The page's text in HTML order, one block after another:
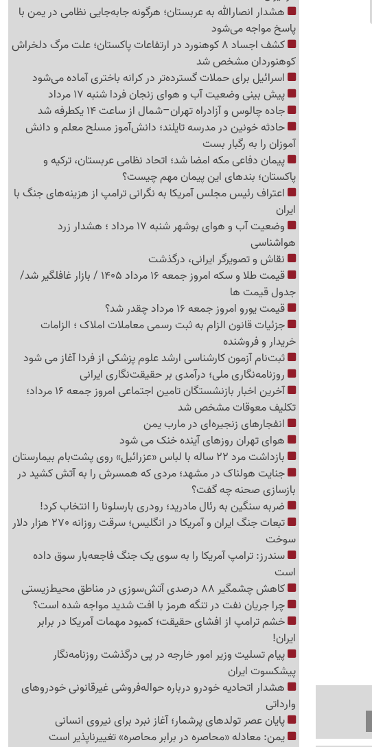
هشدار انصارالله به عربستان؛ هرگونه جابه‌جایی نظامی در یمن با
پاسخ مواجه می‌شود
کشف اجساد 8 کوهنورد در ارتفاعات پاکستان؛ علت مرگ دلخراش
کوهنوردان مشخص شد
اسرائیل برای حملات گسترده‌تر در کرانه باختری آماده می‌شود
پیش بینی وضعیت آب و هوای زنجان فردا شنبه 17 مرداد
جاده چالوس و آزادراه تهران–شمال از ساعت 14 یکطرفه شد
حادثه خونین در مدرسه تایلند؛ دانش‌آموز مسلح معلم و دانش
آموزان را به رگبار بست
پیمان دفاعی مکه امضا شد؛ اتحاد نظامی عربستان، ترکیه و
پاکستان؛ بندهای این پیمان مهم چیست؟
اعتراف رئیس مجلس آمریکا به نگرانی ترامپ از هزینه‌های جنگ با
ایران
وضعیت آب و هوای بوشهر شنبه 17 مرداد ؛ هشدار زرد
هواشناسی
نقاش و تصویرگر ایرانی، درگذشت
قیمت طلا و سکه امروز جمعه 16 مرداد 1405 / بازار غافلگیر شد/
جدول قیمت ها
قیمت یورو امروز جمعه 16 مرداد چقدر شد؟
جزئیات قانون الزام به ثبت رسمی معاملات املاک ؛ الزامات
خریدار و فروشنده
ثبت‌نام‌ آزمون کارشناسی ارشد علوم پزشکی از فردا آغاز می شود
روزنامه‌نگاری ملی؛ درآمدی بر حقیقت‌نگاری ایرانی
آخرین اخبار بازنشستگان تامین اجتماعی امروز جمعه 16 مرداد؛
تکلیف معوقات مشخص شد
انفجارهای زنجیره‌ای در مارب یمن
هوای تهران روزهای آینده خنک می شود
بازداشت مرد 22 ساله با لباس «عزرائیل» روی پشت‌بام بیمارستان
جنایت هولناک در مشهد؛ مردی که همسرش را به آتش کشید در
بازسازی صحنه چه گفت؟
ضربه سنگین به رئال مادرید؛ رودری بارسلونا را انتخاب کرد!
تبعات جنگ ایران و آمریکا در انگلیس؛ سرقت روزانه 270 هزار دلار
سوخت
سندرز: ترامپ آمریکا را به سوی یک جنگ فاجعه‌بار سوق داده
است
کاهش چشمگیر 88 درصدی آتش‌سوزی در مناطق محیط‌زیستی
چرا جریان نفت در تنگه هرمز با افت شدید مواجه شده است؟
خشم ترامپ از افشای حقیقت؛ کمبود مهمات آمریکا در برابر
ایران!
پیام تسلیت وزیر امور خارجه در پی درگذشت روزنامه‌نگار
پیشکسوت ایران
هشدار اتحادیه خودرو درباره حواله‌فروشی غیرقانونی خودروهای
وارداتی
پایان عصر تولدهای پرشمار؛ آغاز نبرد برای نیروی انسانی
یمن: معادله «محاصره در برابر محاصره» تغییرناپذیر است